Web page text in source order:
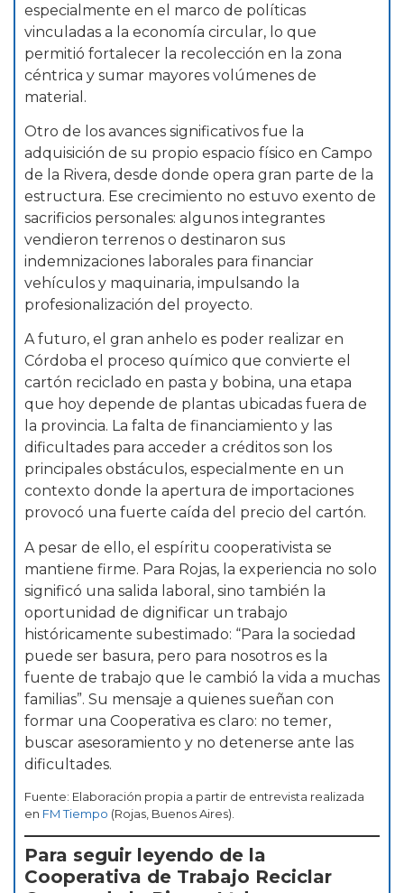
especialmente en el marco de políticas
vinculadas a la economía circular, lo que
permitió fortalecer la recolección en la zona
céntrica y sumar mayores volúmenes de
material.
Otro de los avances significativos fue la
adquisición de su propio espacio físico en Campo
de la Rivera, desde donde opera gran parte de la
estructura. Ese crecimiento no estuvo exento de
sacrificios personales: algunos integrantes
vendieron terrenos o destinaron sus
indemnizaciones laborales para financiar
vehículos y maquinaria, impulsando la
profesionalización del proyecto.
A futuro, el gran anhelo es poder realizar en
Córdoba el proceso químico que convierte el
cartón reciclado en pasta y bobina, una etapa
que hoy depende de plantas ubicadas fuera de
la provincia. La falta de financiamiento y las
dificultades para acceder a créditos son los
principales obstáculos, especialmente en un
contexto donde la apertura de importaciones
provocó una fuerte caída del precio del cartón.
A pesar de ello, el espíritu cooperativista se
mantiene firme. Para Rojas, la experiencia no solo
significó una salida laboral, sino también la
oportunidad de dignificar un trabajo
históricamente subestimado: “Para la sociedad
puede ser basura, pero para nosotros es la
fuente de trabajo que le cambió la vida a muchas
familias”. Su mensaje a quienes sueñan con
formar una Cooperativa es claro: no temer,
buscar asesoramiento y no detenerse ante las
dificultades.
Fuente: Elaboración propia a partir de entrevista realizada
en FM Tiempo (Rojas, Buenos Aires).
Para seguir leyendo de la
Cooperativa de Trabajo Reciclar